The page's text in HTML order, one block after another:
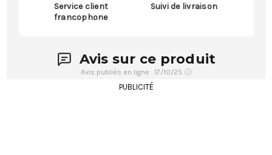
Service client
francophone
Suivi de livraison
Avis sur ce produit
Avis publiés en ligne · 17/10/25 ⓘ
PUBLICITÉ